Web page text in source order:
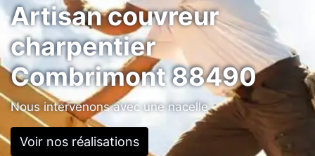
Artisan couvreur
charpentier
Combrimont 88490
Nous intervenons avec une nacelle
Voir nos réalisations